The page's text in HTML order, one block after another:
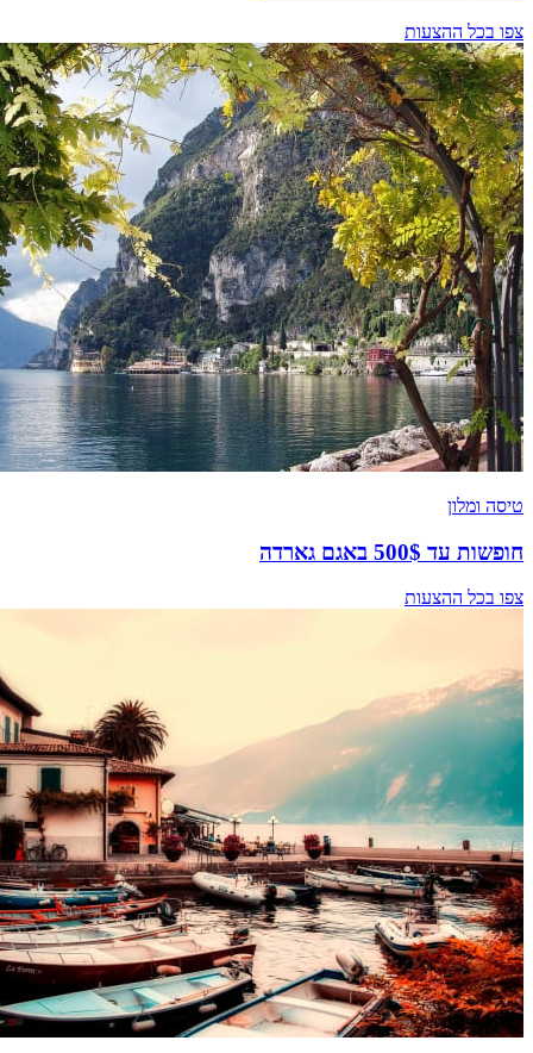
צפו בכל ההצעות
טיסה ומלון
חופשות עד 500$ באגם גארדה
צפו בכל ההצעות